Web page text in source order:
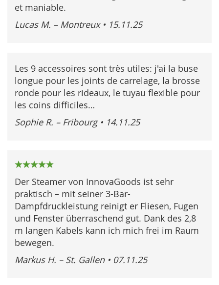
et maniable.
Lucas M. – Montreux • 15.11.25
Les 9 accessoires sont très utiles: j'ai la buse
longue pour les joints de carrelage, la brosse
ronde pour les rideaux, le tuyau flexible pour
les coins difficiles…
Sophie R. – Fribourg • 14.11.25
100%
Der Steamer von InnovaGoods ist sehr
praktisch – mit seiner 3-Bar-
Dampfdruckleistung reinigt er Fliesen, Fugen
und Fenster überraschend gut. Dank des 2,8
m langen Kabels kann ich mich frei im Raum
bewegen.
Markus H. – St. Gallen • 07.11.25